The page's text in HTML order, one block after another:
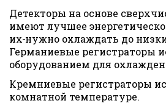
Детекторы на основе
имеют лучшее
их нужно охлаждать до
Германиевые регистраторы
оборудованием для
Кремниевые регистраторы
комнатной температуре.